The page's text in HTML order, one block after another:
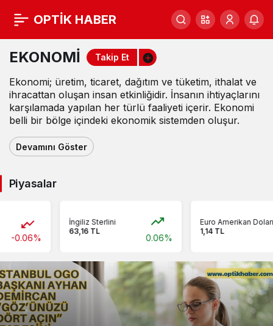
OPTİK HABER
EKONOMİ
Haberleri
EKONOMİ Takip Et
Ekonomi; üretim, ticaret, dağıtım ve tüketim, ithalat ve
ihracattan oluşan insan etkinliğidir. İnsanın ihtiyaçlarını
karşılamada yapılan her türlü faaliyeti içerir. Ekonomi
belli bir bölge içindeki ekonomik sistemden oluşur.
Devamını Göster
Piyasalar
İngiliz Sterlini
63,16 TL
0.06%
Euro Amerikan Doları
1,14 TL